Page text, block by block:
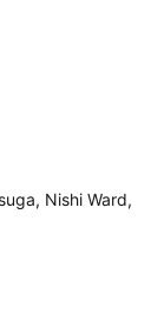
Nishi Ward,